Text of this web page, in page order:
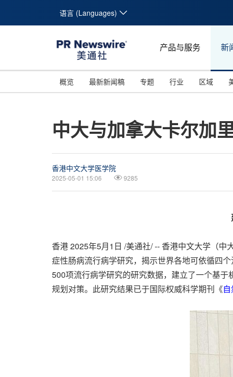
语言 (Languages)
产品与服务 新
概览 最新新闻稿 专题 行业 区域
中大与加拿大卡尔加
香港中文大学医学院
2025-05-01 15:06 9285
香港2025年5月1日 /美通社/ -- 香港中文大学（中
症性肠病流行病学研究，揭示世界各地可依循四
500项流行病学研究的研究数据，建立了一个基
规划对策。此研究结果已于国际权威科学期刊《